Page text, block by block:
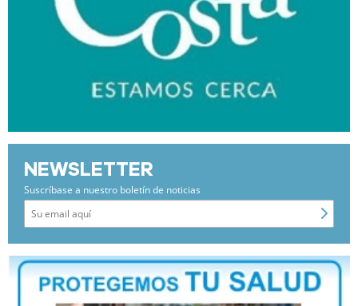
NEWSLETTER
Suscríbase a nuestro boletín de noticias